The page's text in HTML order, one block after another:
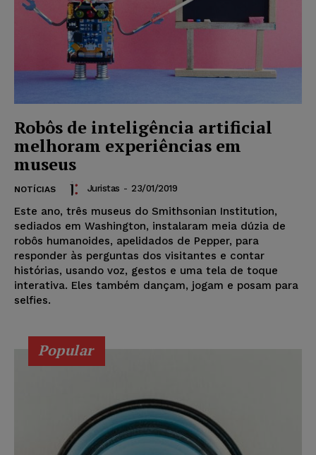
Robôs de inteligência artificial
melhoram experiências em
museus
NOTÍCIAS Juristas - 23/01/2019
Este ano, três museus do Smithsonian Institution,
sediados em Washington, instalaram meia dúzia de
robôs humanoides, apelidados de Pepper, para
responder às perguntas dos visitantes e contar
histórias, usando voz, gestos e uma tela de toque
interativa. Eles também dançam, jogam e posam para
selfies.
Popular